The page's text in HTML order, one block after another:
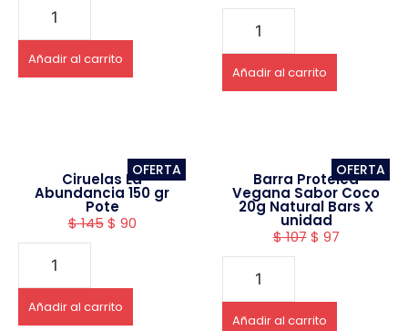
Añadir al carrito
Añadir al carrito
OFERTA
Ciruelas La
Abundancia 150 gr
Pote
$145 $ 90
Añadir al carrito
OFERTA
Barra Proteica
Vegana Sabor Coco
20g Natural Bars X
unidad
$107 $ 97
Añadir al carrito